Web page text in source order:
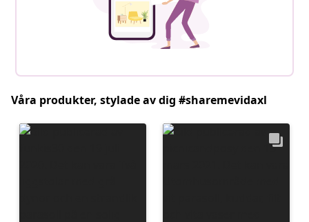
Våra produkter, stylade av dig #sharemevidaxl